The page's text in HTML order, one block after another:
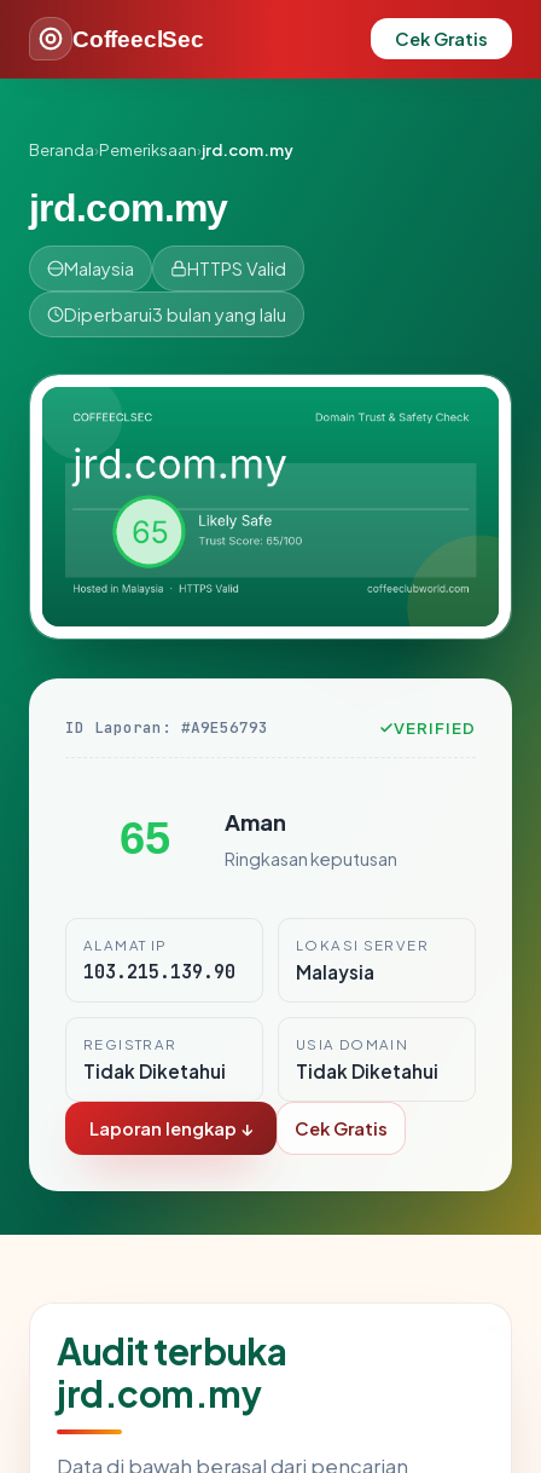
CoffeeclSec Cek Gratis
Beranda›Pemeriksaan›jrd.com.my
jrd.com.my
Malaysia HTTPS Valid
Diperbarui3 bulan yang lalu
ID Laporan: #A9E56793 VERIFIED
65 Aman
Ringkasan keputusan
ALAMAT IP
103.215.139.90
LOKASI SERVER
Malaysia
REGISTRAR
Tidak Diketahui
USIA DOMAIN
Tidak Diketahui
Laporan lengkap ↓ Cek Gratis
Audit terbuka
jrd.com.my
Data di bawah berasal dari pencarian